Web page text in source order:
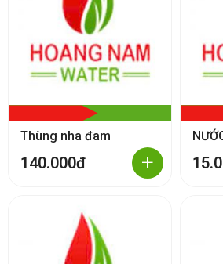
Thùng nha đam
140.000đ +